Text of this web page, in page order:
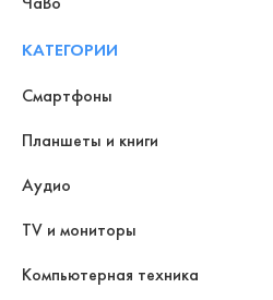
КАТЕГОРИИ
Смартфоны
Планшеты и книги
Аудио
TV и мониторы
Компьютерная техника